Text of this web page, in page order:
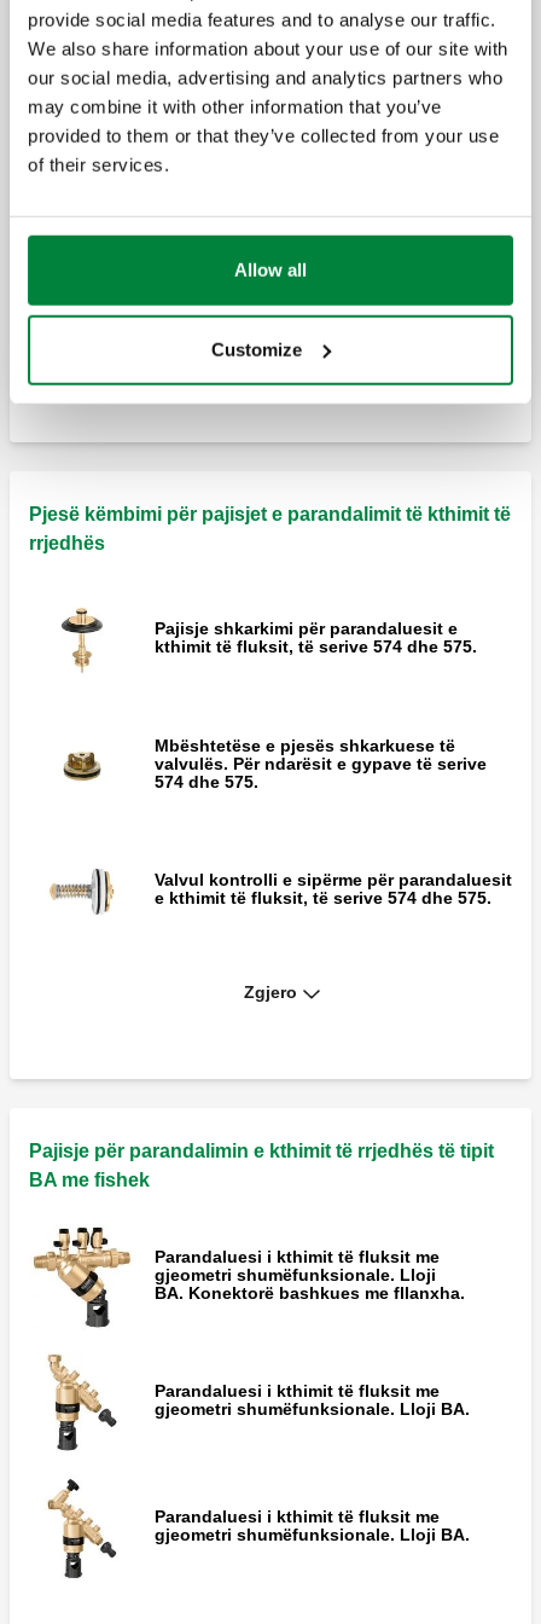
provide social media features and to analyse our traffic.
We also share information about your use of our site with
our social media, advertising and analytics partners who
may combine it with other information that you’ve
provided to them or that they’ve collected from your use
of their services.
Allow all
Customize
Parandalues zonal i kthimit të fluksit me
presion të reduktuar,, i kontrollueshëm.
Trup me hekur të derdhur, me veshje
epoksi.
Grup i montuar paraprakisht, konektorë
femra.
fllanxhë PN 16.
Grup i montuar paraprakisht, konektorë me
fllanxhë PN 16.
Pjesë këmbimi për pajisjet e parandalimit të kthimit të
rrjedhës
Pajisje shkarkimi për parandaluesit e
kthimit të fluksit, të serive 574 dhe 575.
Mbështetëse e pjesës shkarkuese të
valvulës. Për ndarësit e gypave të serive
574 dhe 575.
Valvul kontrolli e sipërme për parandaluesit
e kthimit të fluksit, të serive 574 dhe 575.
Valvul kontrolli e poshtme për
kthimit të fluksit të serisë 575.
Mbështetëse e valvulës së shkarkimit për
parandaluesit e kthimit të fluksit të serisë
575.
parandaluesit e kthimit të fluksit të serisë
575.
parandaluesit e kthimit të fluksit të serisë
575.
Zgjero
Pajisje për parandalimin e kthimit të rrjedhës të tipit
BA me fishek
Parandaluesi i kthimit të fluksit me
gjeometri shumëfunksionale. Lloji
BA. Konektorë bashkues me fllanxha.
Parandaluesi i kthimit të fluksit me
gjeometri shumëfunksionale. Lloji BA.
Parandaluesi i kthimit të fluksit me
gjeometri shumëfunksionale. Lloji BA.